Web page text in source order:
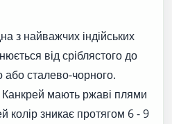
з найважчих індійських
від сріблястого до
або сталево-чорного.
мають ржаві плями
колір зникає протягом 6 - 9